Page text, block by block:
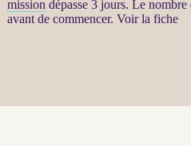
mission dépasse 3 jours. Le
avant de commencer. Voir la fiche